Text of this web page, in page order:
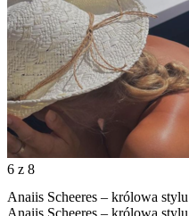
6 z 8
Anaiis Scheeres – królowa stylu